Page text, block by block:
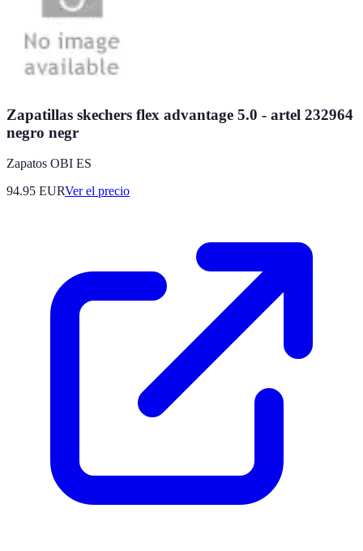
Zapatillas skechers flex advantage 5.0 - artel 232964
negro negr
Zapatos OBI ES
94.95 EURVer el precio